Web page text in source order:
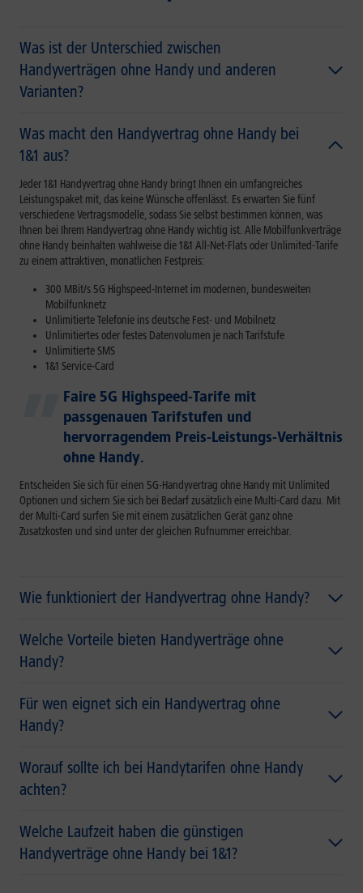
Was ist der Unterschied zwischen
Handyverträgen ohne Handy und anderen
Varianten?
Was macht den Handyvertrag ohne Handy bei
1&1 aus?
Jeder 1&1 Handyvertrag ohne Handy bringt Ihnen ein umfangreiches
Leistungspaket mit, das keine Wünsche offenlässt. Es erwarten Sie fünf
verschiedeneVertragsmodelle, sodass Sie selbst bestimmen können, was
Ihnen bei Ihrem Handyvertrag ohne Handy wichtig ist. Alle Mobilfunkverträge
ohne Handy beinhalten wahlweise die 1&1 All-Net-Flats oder Unlimited-Tarife
zu einem attraktiven, monatlichen Festpreis:
300 MBit/s 5G Highspeed-Internet im modernen, bundesweiten
Mobilfunknetz
Unlimitierte Telefonie ins deutsche Fest- und Mobilnetz
Unlimitiertes oder festes Datenvolumen je nach Tarifstufe
Unlimitierte SMS
1&1 Service-Card
Faire 5G Highspeed-Tarife mit
passgenauen Tarifstufen und
hervorragendem Preis-Leistungs-Verhältnis
ohne Handy.
Entscheiden Sie sich für einen 5G-Handyvertrag ohne Handy mit Unlimited
Optionen und sichern Sie sich bei Bedarf zusätzlich eine Multi-Card dazu. Mit
der Multi-Card surfen Sie mit einem zusätzlichen Gerät ganz ohne
Zusatzkosten und sind unter der gleichen Rufnummer erreichbar.
Wie funktioniert der Handyvertrag ohne Handy?
Welche Vorteile bieten Handyverträge ohne
Handy?
Für wen eignet sich ein Handyvertrag ohne
Handy?
Worauf sollte ich bei Handytarifen ohne Handy
achten?
Welche Laufzeit haben die günstigen
Handyverträge ohne Handy bei 1&1?